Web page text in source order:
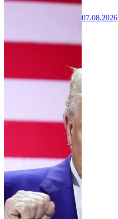
07.08.2026